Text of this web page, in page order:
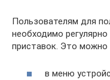
Пользователям для
необходимо
приставок. Это
в меню